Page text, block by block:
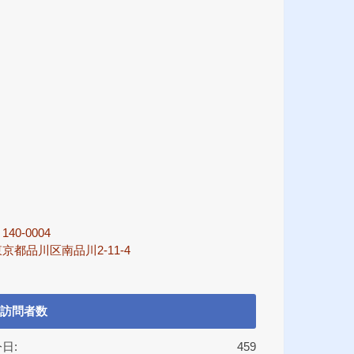
140-0004
京都品川区南品川2-11-4
訪問者数
459
: